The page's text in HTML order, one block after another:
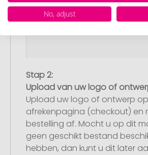
Stap 2:
Upload van uw logo of
Upload uw logo of ontwerp
afrekenpagina (checkout) en
bestelling af. Mocht u op dit
geen geschikt bestand
hebben, dan kunt u dit later
No, adjust